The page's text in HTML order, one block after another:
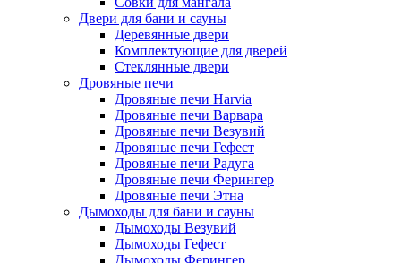
Двери для бани и сауны
Деревянные двери
Комплектующие для дверей
Стеклянные двери
Дровяные печи
Дровяные печи Harvia
Дровяные печи Варвара
Дровяные печи Везувий
Дровяные печи Гефест
Дровяные печи Радуга
Дровяные печи Ферингер
Дровяные печи Этна
Дымоходы для бани и сауны
Дымоходы Везувий
Дымоходы Гефест
Дымоходы Ферингер